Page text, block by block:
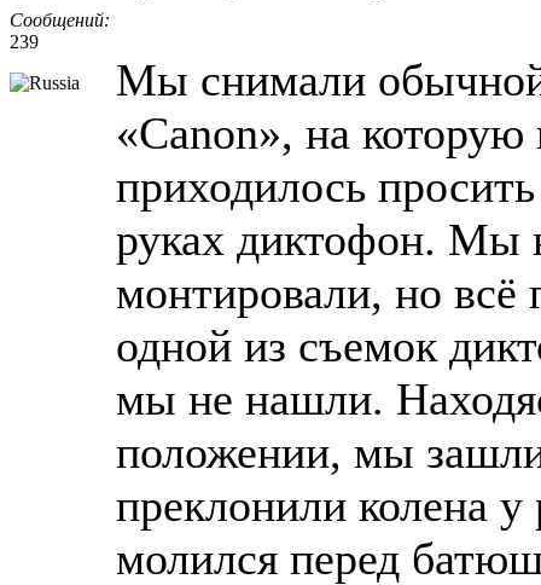
Сообщений:
239
Мы снимали
«Canon», на
приходилось
руках диктофон. Мы
монтировали, но всё
одной из съемок
мы не нашли.
положении, мы
преклонили колена у
молился перед